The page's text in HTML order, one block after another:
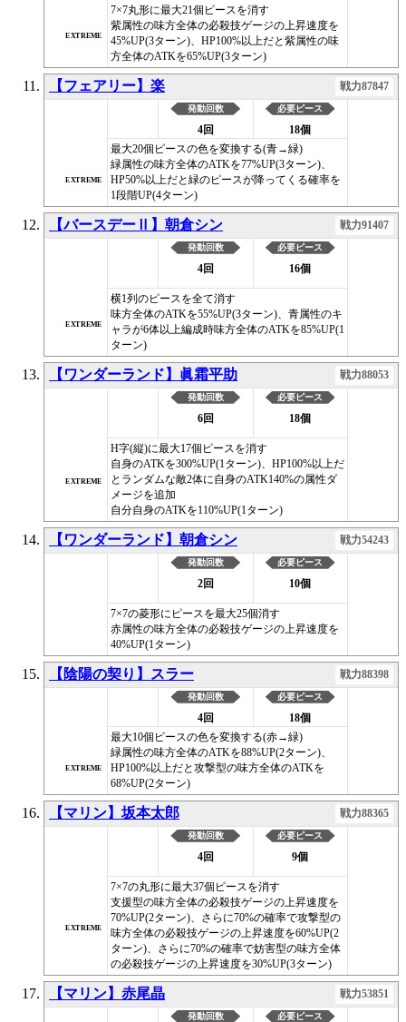
EXTREME
7×7丸形に最大21個ピースを消す
紫属性の味方全体の必殺技ゲージの上昇速度を
45%UP(3ターン)、HP100%以上だと紫属性の味
方全体のATKを65%UP(3ターン)
【フェアリー】楽 戦力87847
EXTREME
発動回数
4回
必要ピース
18個
最大20個ピースの色を変換する(青→緑)
緑属性の味方全体のATKを77%UP(3ターン)、
HP50%以上だと緑のピースが降ってくる確率を
1段階UP(4ターン)
【バースデーⅡ】朝倉シン 戦力91407
EXTREME
発動回数
4回
必要ピース
16個
横1列のピースを全て消す
味方全体のATKを55%UP(3ターン)、青属性のキ
ャラが6体以上編成時味方全体のATKを85%UP(1
ターン)
【ワンダーランド】眞霜平助 戦力88053
EXTREME
発動回数
6回
必要ピース
18個
H字(縦)に最大17個ピースを消す
自身のATKを300%UP(1ターン)、HP100%以上だ
とランダムな敵2体に自身のATK140%の属性ダ
メージを追加
自分自身のATKを110%UP(1ターン)
【ワンダーランド】朝倉シン 戦力54243
発動回数
2回
必要ピース
10個
7×7の菱形にピースを最大25個消す
赤属性の味方全体の必殺技ゲージの上昇速度を
40%UP(1ターン)
【陰陽の契り】スラー 戦力88398
EXTREME
発動回数
4回
必要ピース
18個
最大10個ピースの色を変換する(赤→緑)
緑属性の味方全体のATKを88%UP(2ターン)、
HP100%以上だと攻撃型の味方全体のATKを
68%UP(2ターン)
【マリン】坂本太郎 戦力88365
EXTREME
発動回数
4回
必要ピース
9個
7×7の丸形に最大37個ピースを消す
支援型の味方全体の必殺技ゲージの上昇速度を
70%UP(2ターン)、さらに70%の確率で攻撃型の
味方全体の必殺技ゲージの上昇速度を60%UP(2
ターン)、さらに70%の確率で妨害型の味方全体
の必殺技ゲージの上昇速度を30%UP(3ターン)
【マリン】赤尾晶 戦力53851
発動回数 必要ピース